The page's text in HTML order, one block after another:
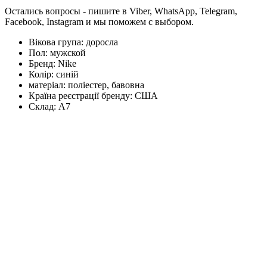
Остались вопросы - пишите в Viber, WhatsApp, Telegram,
Facebook, Instagram и мы поможем с выбором.
Вікова група: доросла
Пол: мужской
Бренд: Nike
Колір: синій
матеріал: поліестер, бавовна
Країна реєстрації бренду: США
Склад: А7